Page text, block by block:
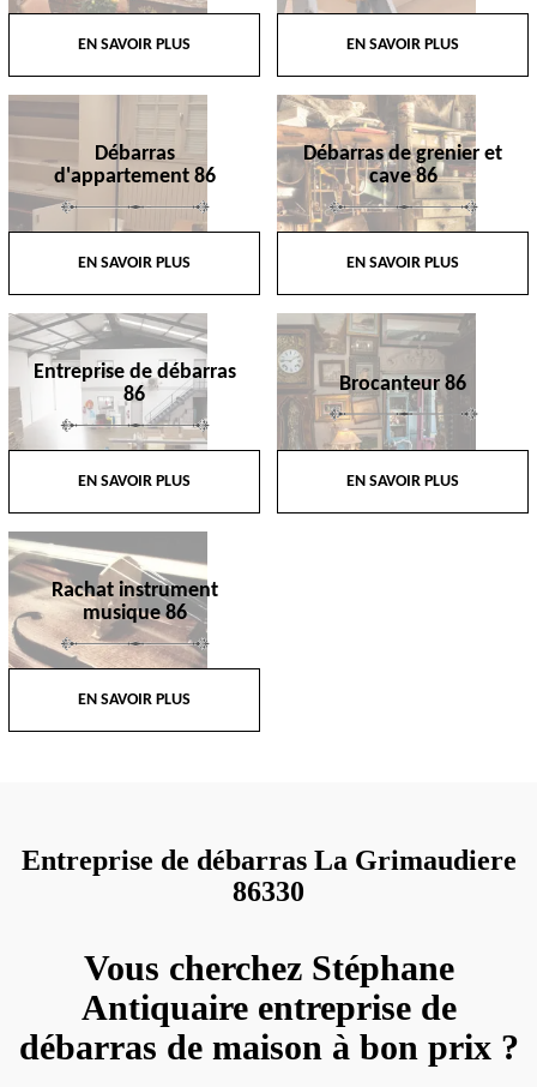
EN SAVOIR PLUS EN SAVOIR PLUS
Débarras
d'appartement 86
EN SAVOIR PLUS
Débarras de grenier et
cave 86
EN SAVOIR PLUS
Entreprise de débarras
86
EN SAVOIR PLUS
Brocanteur 86
EN SAVOIR PLUS
Rachat instrument
musique 86
EN SAVOIR PLUS
Entreprise de débarras La Grimaudiere
86330
Vous cherchez Stéphane
Antiquaire entreprise de
débarras de maison à bon prix ?